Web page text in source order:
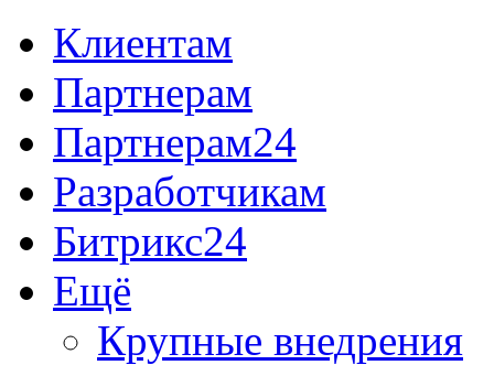
Клиентам
Партнерам
Партнерам24
Разработчикам
Битрикс24
Ещё
Крупные внедрения